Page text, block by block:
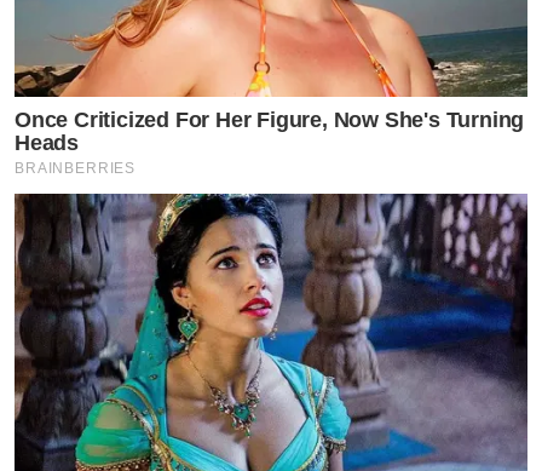
Once Criticized For Her Figure, Now She's Turning
Heads
BRAINBERRIES